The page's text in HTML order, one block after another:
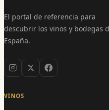
El portal de referencia para
descubrir los vinos y bodegas
España.
VINOS